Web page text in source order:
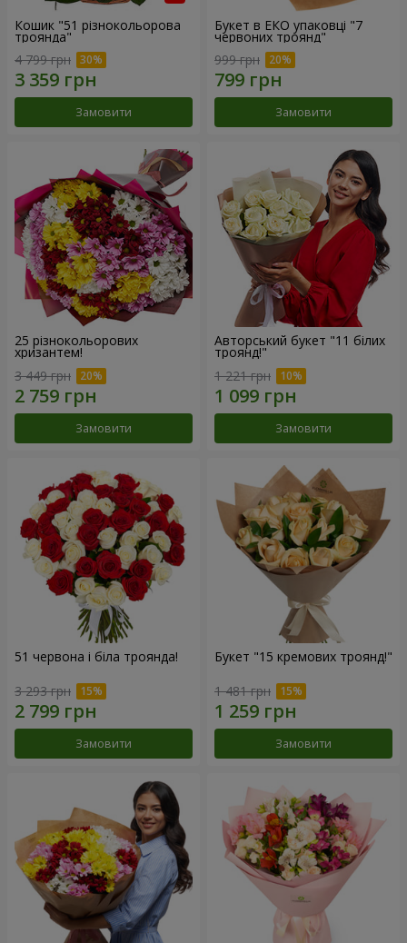
Кошик "51 різнокольорова
троянда"
4 799 грн
Замовити
Букет в ЕКО упаковці "7
червоних троянд"
999 грн
Замовити
25 різнокольорових
хризантем!
3 449 грн
Замовити
Авторський букет "11 білих
троянд!"
1 221 грн
Замовити
51 червона і біла троянда!
3 293 грн
Замовити
Букет "15 кремових троянд!"
1 481 грн
Замовити